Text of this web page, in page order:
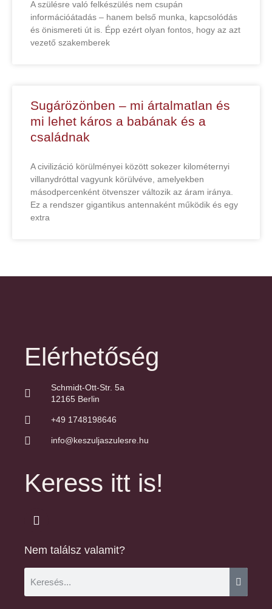
A szülésre való felkészülés nem csupán
információátadás – hanem belső munka, kapcsolódás
és önismereti út is. Épp ezért olyan fontos, hogy az azt
vezető szakemberek
Sugárözönben – mi ártalmatlan és
mi lehet káros a babának és a
családnak
A civilizáció körülményei között sokezer kilométernyi
villanydróttal vagyunk körülvéve, amelyekben
másodpercenként ötvenszer változik az áram iránya.
Ez a rendszer gigantikus antennaként működik és egy
extra
Elérhetőség
Schmidt-Ott-Str. 5a
12165 Berlin
+49 1748198646
info@keszuljaszulesre.hu
Keress itt is!
Nem találsz valamit?